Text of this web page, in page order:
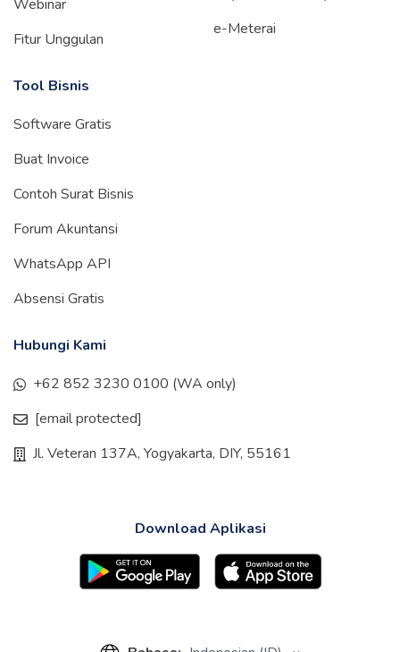
Webinar
Fitur Unggulan
e-Meterai
Tool Bisnis
Software Gratis
Buat Invoice
Contoh Surat Bisnis
Forum Akuntansi
WhatsApp API
Absensi Gratis
Hubungi Kami
+62 852 3230 0100 (WA only)
[email protected]
Jl. Veteran 137A, Yogyakarta, DIY, 55161
Download Aplikasi